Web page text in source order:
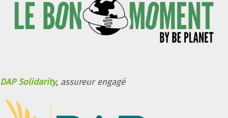
DAP Solidarity, assureur engagé